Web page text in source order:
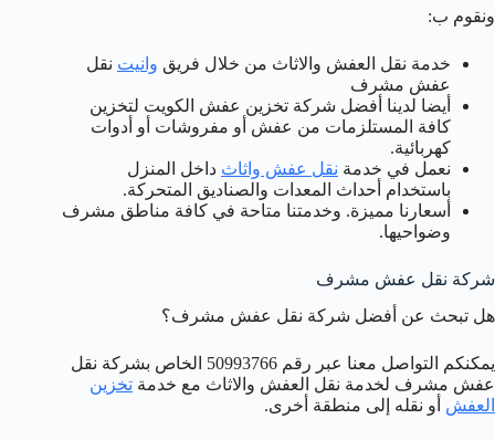
ونقوم ب:
خدمة نقل العفش والاثاث من خلال فريق وانيت نقل
عفش مشرف
أيضا لدينا أفضل شركة تخزين عفش الكويت لتخزين
كافة المستلزمات من عفش أو مفروشات أو أدوات
كهربائية.
نعمل في خدمة نقل عفش واثاث داخل المنزل
باستخدام أحداث المعدات والصناديق المتحركة.
أسعارنا مميزة. وخدمتنا متاحة في كافة مناطق مشرف
وضواحيها.
شركة نقل عفش مشرف
هل تبحث عن أفضل شركة نقل عفش مشرف؟
يمكنكم التواصل معنا عبر رقم 50993766 الخاص بشركة نقل
عفش مشرف لخدمة نقل العفش والاثاث مع خدمة تخزين
العفش أو نقله إلى منطقة أخرى.